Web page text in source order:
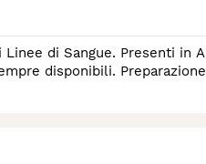
Preparazione Expo. Pensione